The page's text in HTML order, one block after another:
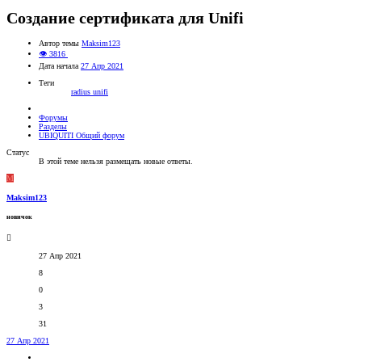
Создание сертификата для Unifi
Автор темы Maksim123
👁 3816
Дата начала 27 Апр 2021
Теги
radius unifi
Форумы
Разделы
UBIQUITI Общий форум
Статус
В этой теме нельзя размещать новые ответы.
M
Maksim123
новичок
27 Апр 2021
8
0
3
31
27 Апр 2021